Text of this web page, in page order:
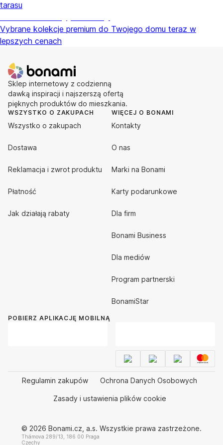
tarasu
Vybrane kolekcje premium do Twojego domu teraz w
lepszych cenach
Sklep internetowy z codzienną
dawką inspiracji i najszerszą ofertą
pięknych produktów do mieszkania.
WSZYSTKO O ZAKUPACH
Wszystko o zakupach
Dostawa
Reklamacja i zwrot produktu
Płatność
Jak działają rabaty
WIĘCEJ O BONAMI
Kontakty
O nas
Marki na Bonami
Karty podarunkowe
Dla firm
Bonami Business
Dla mediów
Program partnerski
BonamiStar
POBIERZ APLIKACJĘ MOBILNĄ
Regulamin zakupów Ochrona Danych Osobowych
Zasady i ustawienia plików cookie
© 2026 Bonami.cz, a.s. Wszystkie prawa zastrzeżone.
Thámova 289/13, 186 00 Praga
Czechy